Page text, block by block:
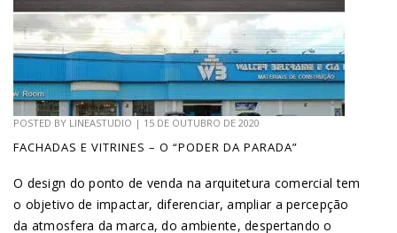
POSTED BY LINEASTUDIO | 15 DE OUTUBRO DE 2020
FACHADAS E VITRINES – O “PODER DA PARADA”
O design do ponto de venda na arquitetura comercial tem
o objetivo de impactar, diferenciar, ampliar a percepção
da atmosfera da marca, do ambiente, despertando o